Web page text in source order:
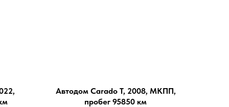
Автодом Carado T, 2008, МКПП,
пробег 95850 км